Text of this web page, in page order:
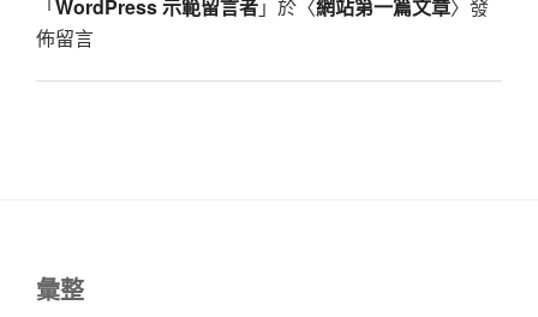
「WordPress 示範留言者」於〈網站第一篇文章〉發
佈留言
彙整